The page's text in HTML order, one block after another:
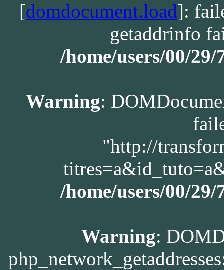
[domdocument.load]:
getaddrinfo
/home/users/00/
Warning:
"http://
/home/users/00/
Warning: